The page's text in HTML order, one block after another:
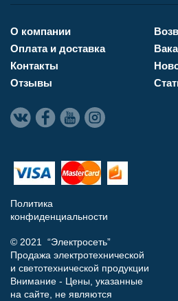
О компании
Оплата и доставка
Контакты
Отзывы
Политика
конфиденциальности
© 2021 “Электросеть”
Продажа электротехнической
и светотехнической продукции
Внимание - Цены, указанные
на сайте, не являются